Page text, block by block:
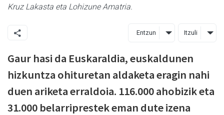
Kruz Lakasta eta Lohizune Amatria.
Entzun Itzuli
Gaur hasi da Euskaraldia, euskaldunen
hizkuntza ohituretan aldaketa eragin nahi
duen ariketa erraldoia. 116.000 ahobizik eta
31.000 belarriprestek eman dute izena